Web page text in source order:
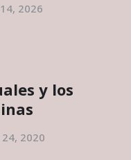
2026
y los
24, 2020